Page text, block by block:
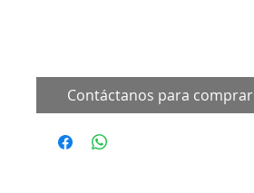
Contáctanos para comprar